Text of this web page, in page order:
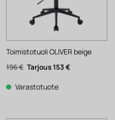
Toimistotuoli OLIVER beige
196€ Alkuperäinen
hinta
196 €.
153 €Nykyinen
Varastotuote